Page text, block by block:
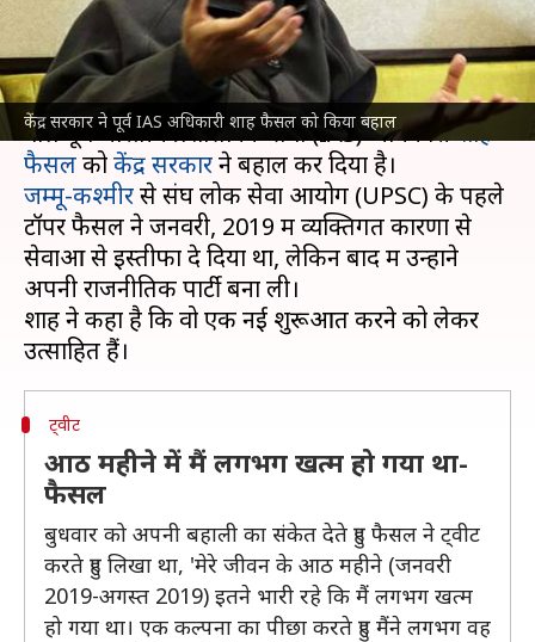
केंद्र सरकार ने पूर्व IAS अधिकारी शाह फैसल को किया बहाल
क्या है खबर?
राजनीति से जुड़ने के लिए सरकारी सेवाओं से इस्तीफा देने
वाले पूर्व भारतीय प्रशासनिक सेवा (IAS) अधिकारीशाह
फैसलकोकेंद्र सरकार
जम्मू-कश्मीरसे संघ लोक सेवा आयोग (UPSC) के पहले
टॉपर फैसल ने जनवरी, 2019 में व्यक्तिगत कारणों से
सेवाओं से इस्तीफा दे दिया था, लेकिन बाद में उन्होंने
अपनी राजनीतिक पार्टी बना ली।
शाह ने कहा है कि वो एक नई शुरूआत करने को लेकर
ट्वीट
आठ महीने में मैं लगभग खत्म हो गया था-
फैसल
बुधवार को अपनी बहाली का संकेत देते हुए फैसल ने ट्वीट
करते हुए लिखा था, 'मेरे जीवन के आठ महीने (जनवरी
2019-अगस्त 2019) इतने भारी रहे कि मैं लगभग खत्म
हो गया था। एक कल्पना का पीछा करते हुए मैंने लगभग वह